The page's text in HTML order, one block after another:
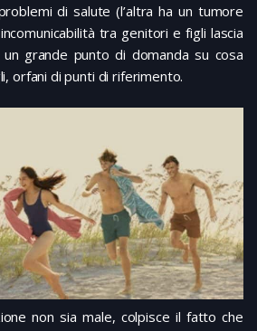
di salute (l’altra ha un tumore
tra genitori e figli lascia
grande punto di domanda su cosa
orfani di punti di riferimento.
non sia male, colpisce il fatto che